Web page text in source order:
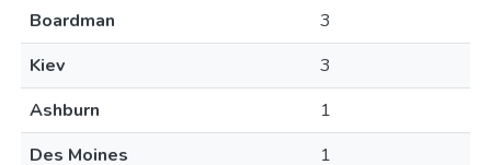
Boardman
3
Kiev
3
Ashburn
1
Des Moines
1